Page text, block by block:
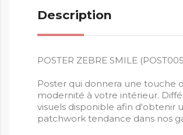
Description
POSTER ZEBRE SMILE
Poster qui donnera une touche
modernité à votre intérieur.
visuels disponible afin d'obtenir
patchwork tendance dans nos